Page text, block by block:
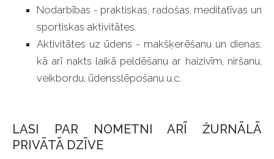
Nodarbības - praktiskas, radošas, meditatīvas un
sportiskas aktivitātes.
Aktivitātes uz ūdens - makšķerēšanu un dienas,
kā arī nakts laikā peldēšanu ar haizivīm, niršanu,
veikbordu, ūdensslēpošanu u.c.
LASI PAR NOMETNI ARĪ ŽURNĀLĀ
PRIVĀTĀ DZĪVE